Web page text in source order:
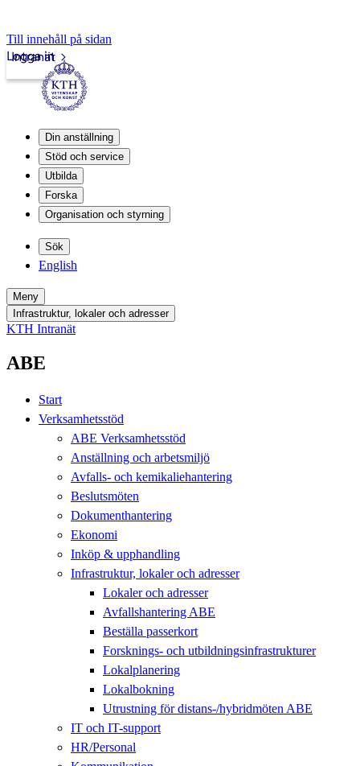
Till innehåll på sidan
Intranät
Logga in
Din anställning
Stöd och service
Utbilda
Forska
Organisation och styrning
Sök
English
Meny
Infrastruktur, lokaler och adresser
KTH Intranät
ABE
Start
Verksamhetsstöd
ABE Verksamhetsstöd
Anställning och arbetsmiljö
Avfalls- och kemikaliehantering
Beslutsmöten
Dokumenthantering
Ekonomi
Inköp & upphandling
Infrastruktur, lokaler och adresser
Lokaler och adresser
Avfallshantering ABE
Beställa passerkort
Forsknings- och utbildningsinfrastrukturer
Lokalplanering
Lokalbokning
Utrustning för distans-/hybridmöten ABE
IT och IT-support
HR/Personal